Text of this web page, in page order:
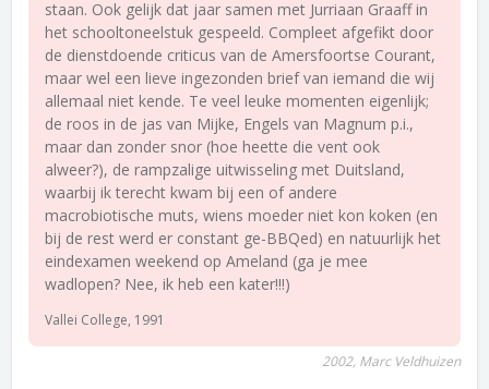
staan. Ook gelijk dat jaar samen met Jurriaan Graaff in
het schooltoneelstuk gespeeld. Compleet afgefikt door
de dienstdoende criticus van de Amersfoortse Courant,
maar wel een lieve ingezonden brief van iemand die wij
allemaal niet kende. Te veel leuke momenten eigenlijk;
de roos in de jas van Mijke, Engels van Magnum p.i.,
maar dan zonder snor (hoe heette die vent ook
alweer?), de rampzalige uitwisseling met Duitsland,
waarbij ik terecht kwam bij een of andere
macrobiotische muts, wiens moeder niet kon koken (en
bij de rest werd er constant ge-BBQed) en natuurlijk het
eindexamen weekend op Ameland (ga je mee
wadlopen? Nee, ik heb een kater!!!)
Vallei College, 1991
2002, Marc Veldhuizen